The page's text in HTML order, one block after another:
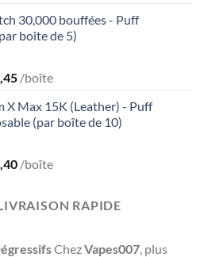
30,000 bouffées - Puff
boîte de 5)
/boîte
X Max 15K (Leather) - Puff
(par boîte de 10)
/boîte
RAPIDE
ChezVapes007 , plus